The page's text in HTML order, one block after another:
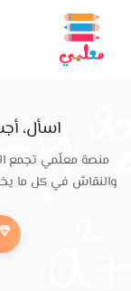
اسأل،
منصة معلّمي تجمع
والنقاش في كل ما